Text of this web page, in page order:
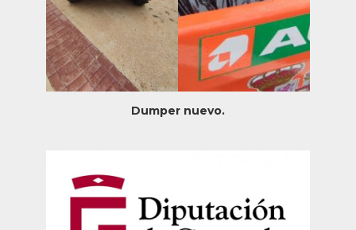
Dumper nuevo.